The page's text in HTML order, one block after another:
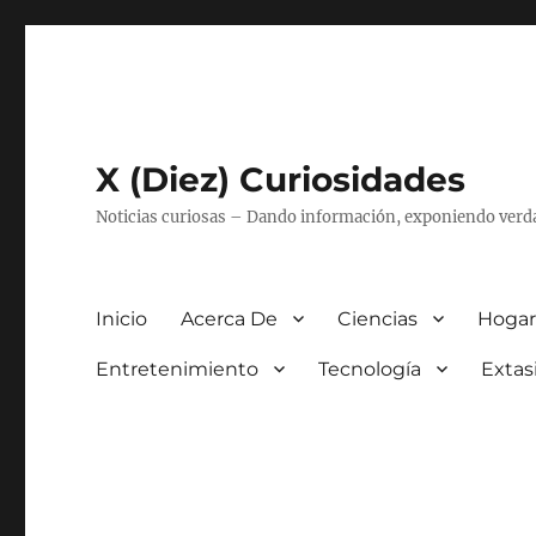
X (Diez) Curiosidades
Noticias curiosas – Dando información, exponiendo
Inicio Acerca De Ciencias
Entretenimiento Tecnología